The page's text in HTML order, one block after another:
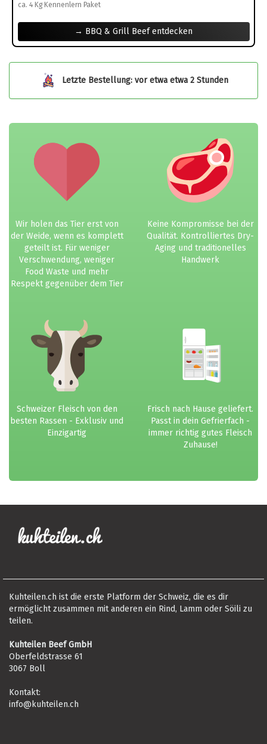
ca. 4 Kg Kennenlern Paket
→ BBQ & Grill Beef entdecken
Letzte Bestellung: vor etwa etwa 2 Stunden
Wir holen das Tier erst von
der Weide, wenn es komplett
geteilt ist. Für weniger
Verschwendung, weniger
Food Waste und mehr
Respekt gegenüber dem Tier
Keine Kompromisse bei der
Qualität. Kontrolliertes Dry-
Aging und traditionelles
Handwerk
Schweizer Fleisch von den
besten Rassen - Exklusiv und
Einzigartig
Frisch nach Hause geliefert.
Passt in dein Gefrierfach -
immer richtig gutes Fleisch
Zuhause!
Kuhteilen.ch ist die erste Platform der Schweiz, die es dir
ermöglicht zusammen mit anderen ein Rind, Lamm oder Söili zu
teilen.
Kuhteilen Beef GmbH
Oberfeldstrasse 61
3067 Boll
Kontakt:
info@kuhteilen.ch